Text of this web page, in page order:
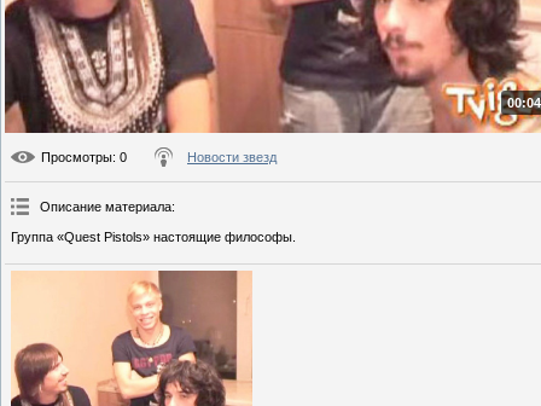
Просмотры: 0 Новости звезд
Описание материала:
Группа «Quest Pistols» настоящие философы.